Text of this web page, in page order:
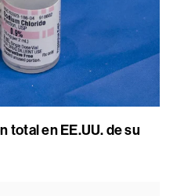
total en EE.UU. de su